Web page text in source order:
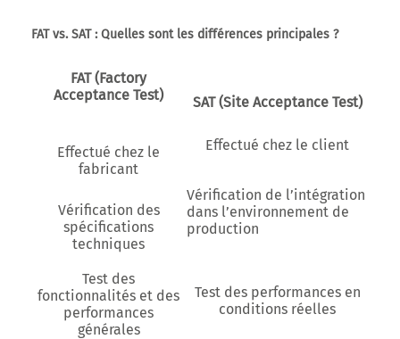
FAT vs. SAT : Quelles sont les différences principales ?
FAT (Factory
Acceptance Test)
SAT (Site Acceptance Test)
Effectué chez le
fabricant
Effectué chez le client
Vérification des
spécifications
techniques
Vérification de l’intégration
dans l’environnement de
production
Test des
fonctionnalités et des
performances
générales
Test des performances en
conditions réelles